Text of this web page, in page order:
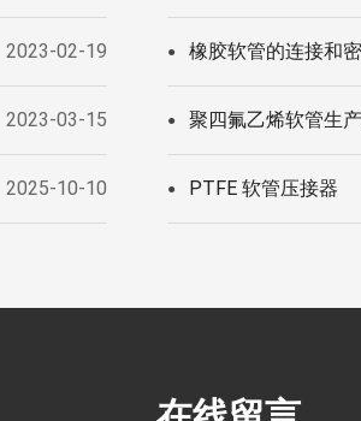
2023-02-19
2023-03-15
2025-10-10
● 橡胶软管的连接和
● 聚四氟乙烯软管生
● PTFE 软管压接器